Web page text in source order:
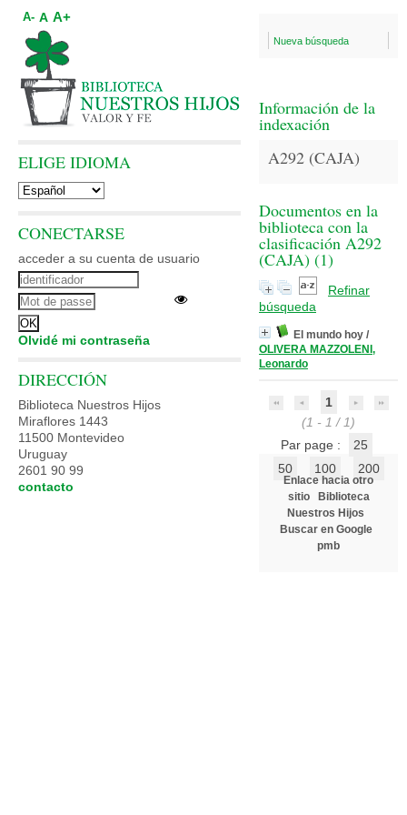
Nueva búsqueda
Información de la
indexación
A292 (CAJA)
Documentos en la
biblioteca con la
clasificación A292
(CAJA) (1)
Refinar
búsqueda
El mundo hoy /
OLIVERA MAZZOLENI,
Leonardo
1
(1 - 1 / 1)
Par page :
25
50
100 200
Enlace hacia otro
sitio
Biblioteca
Nuestros Hijos
Buscar en Google
pmb
A- A A+
ELIGE IDIOMA
CONECTARSE
acceder a su cuenta de usuario
Olvidé mi contraseña
DIRECCIÓN
Biblioteca Nuestros Hijos
Miraflores 1443
11500 Montevideo
Uruguay
2601 90 99
contacto